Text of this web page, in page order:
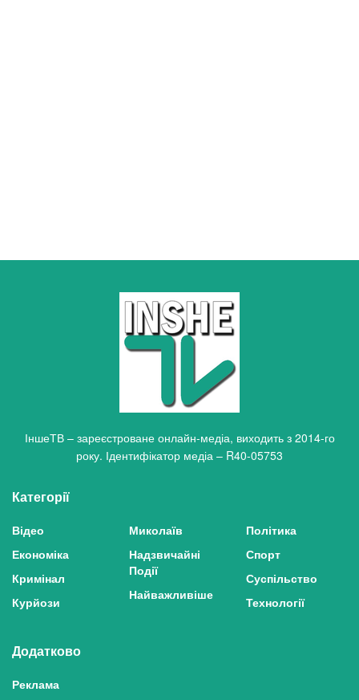
ІншеТВ – зареєстроване онлайн-медіа, виходить з 2014-го
року. Ідентифікатор медіа – R40-05753
Категорії
Відео
Економіка
Кримінал
Курйози
Миколаїв
Надзвичайні
Події
Найважливіше
Політика
Спорт
Суспільство
Технології
Додатково
Реклама